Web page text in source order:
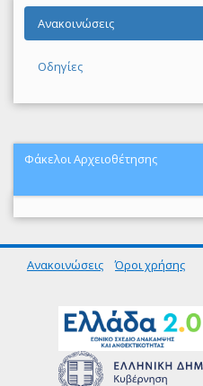
Ανακοινώσεις
Οδηγίες
Φάκελοι Αρχειοθέτησης
Ανακοινώσεις Όροι χρήσης